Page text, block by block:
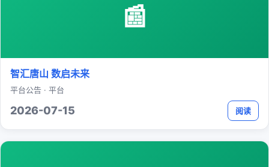
📰
智汇唐山 数启未来
平台公告 · 平台
2026-07-15 阅读